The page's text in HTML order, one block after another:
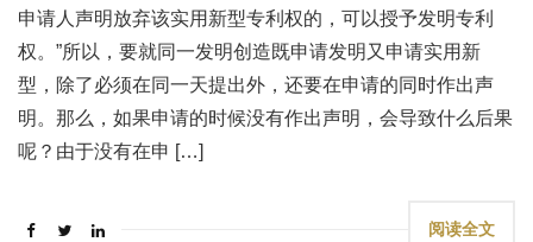
申请人声明放弃该实用新型专利权的，可以授予发明专利
权。”所以，要就同一发明创造既申请发明又申请实用新
型，除了必须在同一天提出外，还要在申请的同时作出声
明。那么，如果申请的时候没有作出声明，会导致什么后果
呢？由于没有在申 […]
阅读全文